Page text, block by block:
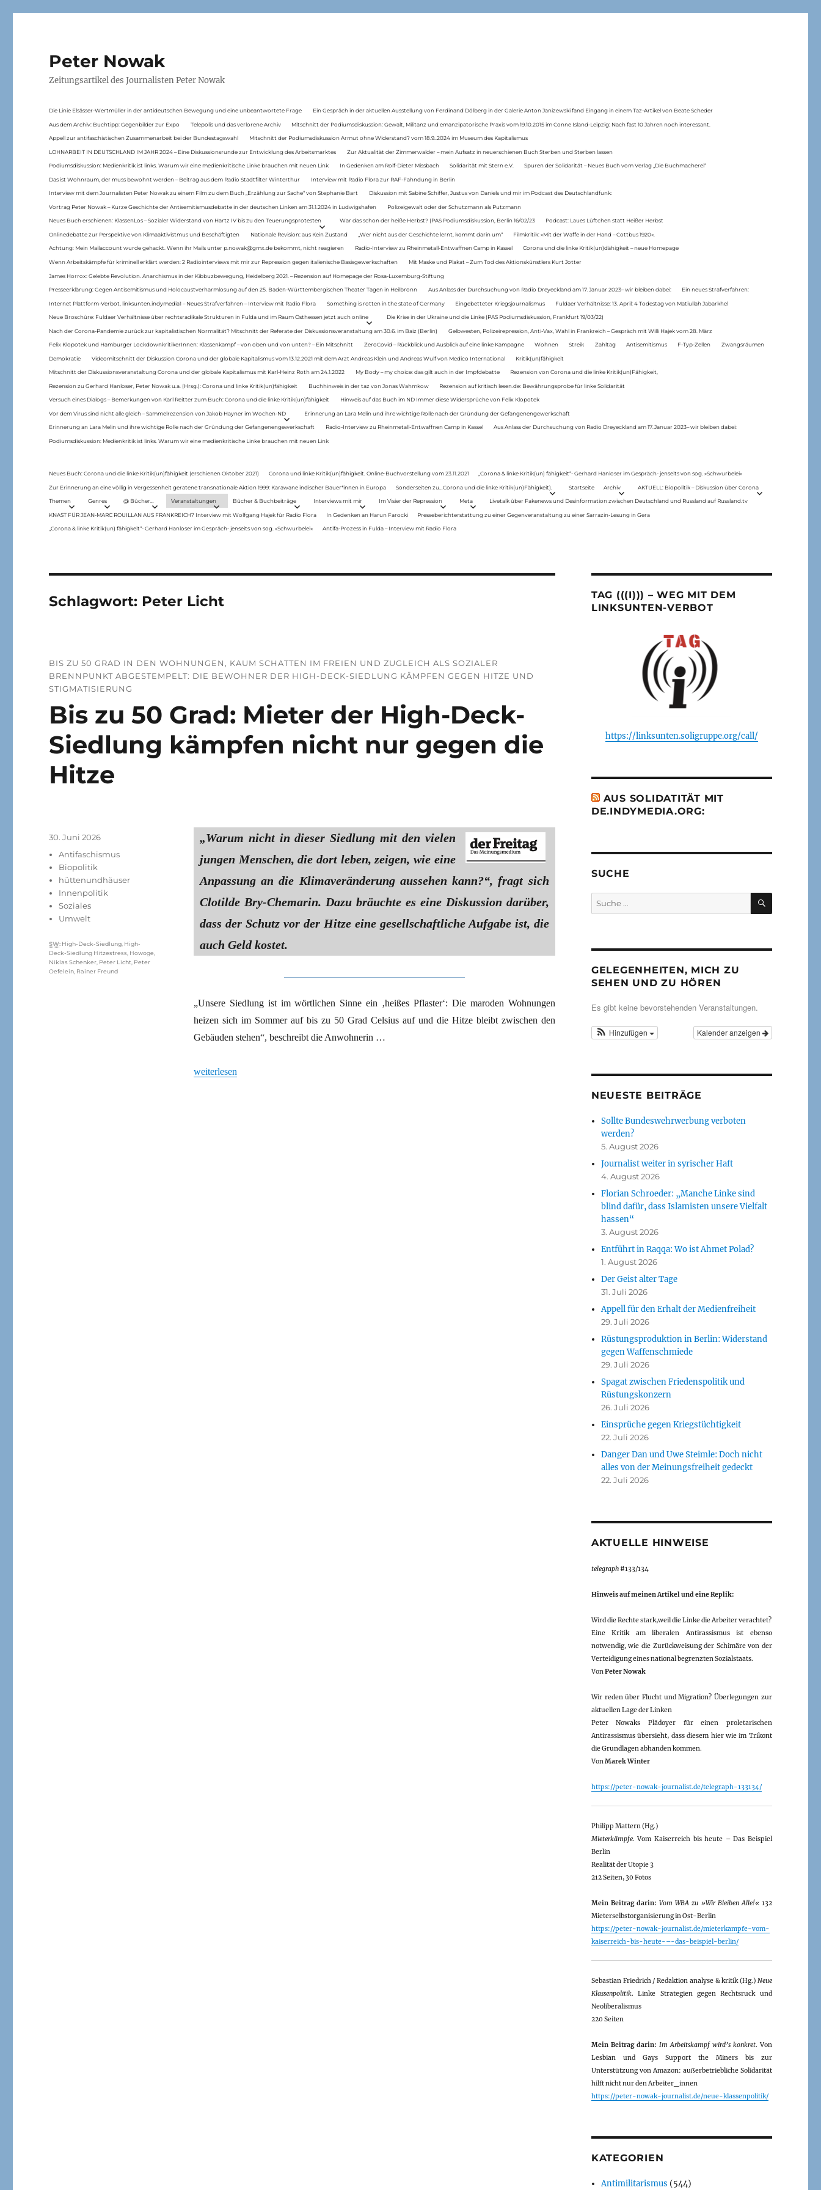
Peter Nowak
Zeitungsartikel des Journalisten Peter Nowak
Die Linie Elsässer-Wertmüller in der antideutschen Bewegung und eine unbeantwortete Frage Ein Gespräch in der aktuellen Ausstellung von Ferdinand Dölberg in der Galerie Anton Janizewski fand Eingang in einem Taz-Artikel von Beate Scheder
Aus dem Archiv: Buchtipp: Gegenbilder zur Expo Telepolis und das verlorene Archiv Mitschnitt der Podiumsdiskussion: Gewalt, Militanz und emanzipatorische Praxis vom 19.10.2015 im Conne Island-Leipzig: Nach fast 10 Jahren noch interessant.
Appell zur antifaschistischen Zusammenarbeit bei der Bundestagswahl Mitschnitt der Podiumsdiskussion Armut ohne Widerstand? vom 18.9..2024 im Museum des Kapitalismus
LOHNARBEIT IN DEUTSCHLAND IM JAHR 2024 – Eine Diskussionsrunde zur Entwicklung des Arbeitsmarktes Zur Aktualität der Zimmerwalder – mein Aufsatz in neuerschienen Buch Sterben und Sterben lassen
Podiumsdiskussion: Medienkritik ist links. Warum wir eine medienkritische Linke brauchen mit neuen Link In Gedenken am Rolf-Dieter Missbach Solidarität mit Stern e.V. Spuren der Solidarität – Neues Buch vom Verlag „Die Buchmacherei“
Das ist Wohnraum, der muss bewohnt werden – Beitrag aus dem Radio Stadtfilter Winterthur Interview mit Radio Flora zur RAF-Fahndung in Berlin
Interview mit dem Journalisten Peter Nowak zu einem Film zu dem Buch „Erzählung zur Sache“ von Stephanie Bart Diskussion mit Sabine Schiffer, Justus von Daniels und mir im Podcast des Deutschlandfunk:
Vortrag Peter Nowak – Kurze Geschichte der Antisemitismusdebatte in der deutschen Linken am 31.1.2024 in Ludwigshafen Polizeigewalt oder der Schutzmann als Putzmann
Neues Buch erschienen: KlassenLos – Sozialer Widerstand von Hartz IV bis zu den Teuerungsprotesten War das schon der heiße Herbst? (PAS Podiumsdiskussion, Berlin 16/02/23 Podcast: Laues Lüftchen statt Heißer Herbst
Onlinedebatte zur Perspektive von Klimaaktivistmus und Beschäftigten Nationale Revision: aus Kein Zustand „Wer nicht aus der Geschichte lernt, kommt darin um“ Filmkritik: »Mit der Waffe in der Hand – Cottbus 1920«.
Achtung: Mein Mailaccount wurde gehackt. Wenn ihr Mails unter p.nowak@gmx.de bekommt, nicht reagieren Radio-Interview zu Rheinmetall-Entwaffnen Camp in Kassel Corona und die linke Kritik(un)dähigkeit – neue Homepage
Wenn Arbeitskämpfe für kriminell erklärt werden: 2 Radiointerviews mit mir zur Repression gegen italienische Basisgewerkschaften Mit Maske und Plakat – Zum Tod des Aktionskünstlers Kurt Jotter
James Horrox: Gelebte Revolution. Anarchismus in der Kibbuzbewegung, Heidelberg 2021. – Rezension auf Homepage der Rosa-Luxemburg-Stiftung
Presseerklärung: Gegen Antisemitismus und Holocaustverharmlosung auf den 25. Baden-Württembergischen Theater Tagen in Heilbronn Aus Anlass der Durchsuchung von Radio Dreyeckland am 17.Januar 2023– wir bleiben dabei: Ein neues Strafverfahren:
Internet Plattform-Verbot, linksunten.indymedia1 – Neues Strafverfahren – Interview mit Radio Flora Something is rotten in the state of Germany Eingebetteter Kriegsjournalismus Fuldaer Verhältnisse: 13. April: 4 Todestag von Matiul­lah Jabarkhel
Neue Broschüre: Fuldaer Verhältnisse über rechtsradikale Strukturen in Fulda und im Raum Osthessen jetzt auch online Die Krise in der Ukraine und die Linke (PAS Podiumsdiskussion, Frankfurt 19/03/22)
Nach der Corona-Pandemie zurück zur kapitalistischen Normalität? Mitschnitt der Referate der Diskussionsveranstaltung am 30.6. im Baiz (Berlin) Gelbwesten, Polizeirepression, Anti-Vax, Wahl in Frankreich – Gespräch mit Willi Hajek vom 28. März
Felix Klopotek und Hamburger LockdownkritikerInnen: Klassenkampf – von oben und von unten? – Ein Mitschnitt ZeroCovid – Rückblick und Ausblick auf eine linke Kampagne Wohnen Streik Zahltag Antisemitismus F-Typ-Zellen Zwangsräumen
Demokratie Videomitschnitt der Diskussion Corona und der globale Kapitalismus vom 13.12.2021 mit dem Arzt Andreas Klein und Andreas Wulf von Medico International Kritik(un)fähigkeit
Mitschnitt der Diskussionsveranstaltung Corona und der globale Kapitalismus mit Karl-Heinz Roth am 24.1.2022 My Body – my choice: das gilt auch in der Impfdebatte Rezension von Corona und die linke Kritik(un)Fähigkeit,
Rezension zu Gerhard Hanloser, Peter Nowak u.a. (Hrsg.): Corona und linke Kritik(un)fähigkeit Buchhinweis in der taz von Jonas Wahmkow Rezension auf kritisch lesen.de: Bewährungsprobe für linke Solidarität
Versuch eines Dialogs – Bemerkungen von Karl Reitter zum Buch: Corona und die linke Kritik(un)fähigkeit Hinweis auf das Buch im ND Immer diese Widersprüche von Felix Klopotek
Vor dem Virus sind nicht alle gleich – Sammelrezension von Jakob Hayner im Wochen-ND Erinnerung an Lara Melin und ihre wichtige Rolle nach der Gründung der Gefangenengewerkschaft
Erinnerung an Lara Melin und ihre wichtige Rolle nach der Gründung der Gefangenengewerkschaft Radio-Interview zu Rheinmetall-Entwaffnen Camp in Kassel Aus Anlass der Durchsuchung von Radio Dreyeckland am 17.Januar 2023– wir bleiben dabei:
Podiumsdiskussion: Medienkritik ist links. Warum wir eine medienkritische Linke brauchen mit neuen Link
Neues Buch: Corona und die linke Kritik(un)fähigkeit (erschienen Oktober 2021) Corona und linke Kritik(un)fähigkeit. Online-Buchvorstellung vom 23.11.2021 „Corona & linke Kritik(un) fähigkeit“- Gerhard Hanloser im Gespräch- jenseits von sog. »Schwurbelei«
Zur Erinnerung an eine völlig in Vergessenheit geratene transnationale Aktion 1999: Karawane indischer Bauer*innen in Europa Sonderseiten zu…Corona und die linke Kritik(un)Fähigkeit). Startseite Archiv AKTUELL: Biopolitik – Diskussion über Corona
Themen Genres @ Bücher… Veranstaltungen Bücher & Buchbeiträge Interviews mit mir Im Visier der Repression Meta Livetalk über Fakenews und Desinformation zwischen Deutschland und Russland auf Russland.tv
KNAST FÜR JEAN-MARC ROUILLAN AUS FRANKREICH? Interview mit Wolfgang Hajek für Radio Flora In Gedenken an Harun Farocki Presseberichterstattung zu einer Gegenveranstaltung zu einer Sarrazin-Lesung in Gera
„Corona & linke Kritik(un) fähigkeit“- Gerhard Hanloser im Gespräch- jenseits von sog. »Schwurbelei« Antifa-Prozess in Fulda – Interview mit Radio Flora
Schlagwort: Peter Licht
BIS ZU 50 GRAD IN DEN WOHNUNGEN, KAUM SCHATTEN IM FREIEN UND ZUGLEICH ALS SOZIALER
BRENNPUNKT ABGESTEMPELT: DIE BEWOHNER DER HIGH-DECK-SIEDLUNG KÄMPFEN GEGEN HITZE UND
STIGMATISIERUNG
Bis zu 50 Grad: Mieter der High-Deck-
Siedlung kämpfen nicht nur gegen die
Hitze
„Warum nicht in dieser Siedlung mit den vielen
jungen Menschen, die dort leben, zeigen, wie eine
Anpassung an die Klimaveränderung aussehen kann?“, fragt sich
Clotilde Bry-Chemarin. Dazu bräuchte es eine Diskussion darüber,
dass der Schutz vor der Hitze eine gesellschaftliche Aufgabe ist, die
auch Geld kostet.
„Unsere Siedlung ist im wörtlichen Sinne ein ‚heißes Pflaster‘: Die maroden Wohnungen
heizen sich im Sommer auf bis zu 50 Grad Celsius auf und die Hitze bleibt zwischen den
Gebäuden stehen“, beschreibt die Anwohnerin …
„Bis zu 50 Grad: Mieter der High-Deck-Siedlung kämpfen nicht nur gegen die Hitze“
weiterlesen
Veröffentlicht
30. Juni 2026
Kategorien
Antifaschismus
Biopolitik
hüttenundhäuser
Innenpolitik
Soziales
Umwelt
Schlagwörter
SW: High-Deck-Siedlung High-
Deck-Siedlung Hitzestress Howoge
Niklas Schenker Peter Licht Peter
Oefelein Rainer Freund
TAG (((I))) – WEG MIT DEM
LINKSUNTEN-VERBOT
https://linksunten.soligruppe.org/call/
AUS SOLIDATITÄT MIT
DE.INDYMEDIA.ORG:
SUCHE
Suche
nach:
SUCHEN
GELEGENHEITEN, MICH ZU
SEHEN UND ZU HÖREN
Es gibt keine bevorstehenden Veranstaltungen.
Kalender anzeigen
Hinzufügen
NEUESTE BEITRÄGE
Sollte Bundeswehrwerbung verboten
werden?
5. August 2026
Journalist weiter in syrischer Haft
4. August 2026
Florian Schroeder: „Manche Linke sind
blind dafür, dass Islamisten unsere Vielfalt
hassen“
3. August 2026
Entführt in Raqqa: Wo ist Ahmet Polad?
1. August 2026
Der Geist alter Tage
31. Juli 2026
Appell für den Erhalt der Medienfreiheit
29. Juli 2026
Rüstungsproduktion in Berlin: Widerstand
gegen Waffenschmiede
29. Juli 2026
Spagat zwischen Friedenspolitik und
Rüstungskonzern
26. Juli 2026
Einsprüche gegen Kriegstüchtigkeit
22. Juli 2026
Danger Dan und Uwe Steimle: Doch nicht
alles von der Meinungsfreiheit gedeckt
22. Juli 2026
AKTUELLE HINWEISE
telegraph#133/134
Hinweis auf meinen Artikel und eine Replik:
Wird die Rechte stark,weil die Linke die Arbeiter verachtet?
Eine Kritik am liberalen Antirassismus ist ebenso
notwendig, wie die Zurückweisung der Schimäre von der
Verteidigung eines national begrenzten Sozialstaats.
VonPeter Nowak
Wir reden über Flucht und Migration? Überlegungen zur
aktuellen Lage der Linken
Peter Nowaks Plädoyer für einen proletarischen
Antirassismus übersieht, dass diesem hier wie im Trikont
die Grundlagen abhanden kommen.
VonMarek Winter
https://peter-nowak-journalist.de/telegraph-133134/
Philipp Mattern (Hg.)
Mieterkämpfe. Vom Kaiserreich bis heute – Das Beispiel
Berlin
Realität der Utopie 3
212 Seiten, 30 Fotos
Mein Beitrag darin: Vom WBA zu »Wir Bleiben Alle!«132
Mieterselbstorganisierung in Ost-Berlin
https://peter-nowak-journalist.de/mieterkampfe-vom-
kaiserreich-bis-heute-–-das-beispiel-berlin/
Sebastian Friedrich / Redaktion analyse & kritik (Hg.) Neue
Klassenpolitik. Linke Strategien gegen Rechtsruck und
Neoliberalismus
220 Seiten
Mein Beitrag darin: Im Arbeitskampf wird’s konkret. Von
Lesbian und Gays Support the Miners bis zur
Unterstützung von Amazon: außerbetriebliche Solidarität
hilft nicht nur den Arbeiter_innen
https://peter-nowak-journalist.de/neue-klassenpolitik/
KATEGORIEN
Antimilitarismus (544)